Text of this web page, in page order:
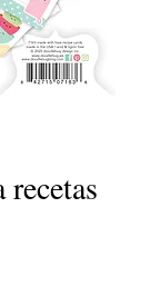
recetas